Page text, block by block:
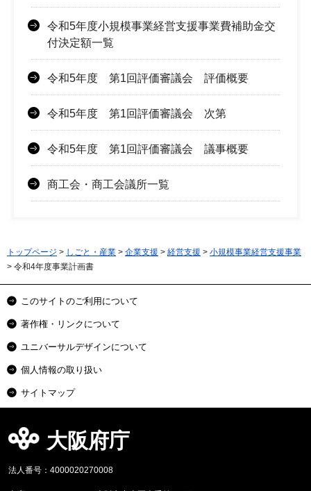
令和5年度小規模事業経営支援事業費補助金交
付決定額一覧
令和5年度 第1回評価審議会 評価概要
令和5年度 第1回評価審議会 次第
令和5年度 第1回評価審議会 議事概要
商工会・商工会議所一覧
トップページ > しごと・産業 > 企業支援 > 経営支援 > 小規模事業経営支援事業
> 令和4年度事業計画書
このサイトのご利用について
著作権・リンクについて
ユニバーサルデザインについて
個人情報の取り扱い
サイトマップ
大阪府庁
法人番号：4000020270008